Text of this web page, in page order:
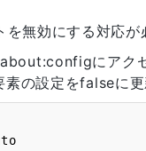
無効にする対応が
にアクセ
の設定をfalseに更